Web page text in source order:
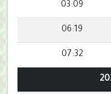
03:09
06:19
07:32